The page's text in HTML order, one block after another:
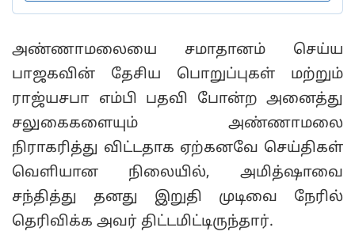
அண்ணாமலையை சமாதானம் செய்ய
பாஜகவின் தேசிய பொறுப்புகள் மற்றும்
ராஜ்யசபா எம்பி பதவி போன்ற அனைத்து
சலுகைகளையும் அண்ணாமலை
நிராகரித்து விட்டதாக ஏற்கனவே செய்திகள்
வெளியான நிலையில், அமித்ஷாவை
சந்தித்து தனது இறுதி முடிவை நேரில்
தெரிவிக்க அவர் திட்டமிட்டிருந்தார்.